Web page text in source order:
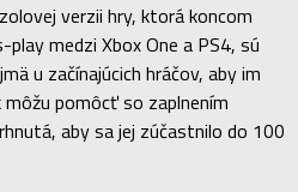
verzii hry, ktorá koncom
medzi Xbox One a PS4, sú
u začínajúcich hráčov, aby im
môžu pomôcť so zaplnením
aby sa jej zúčastnilo do 100